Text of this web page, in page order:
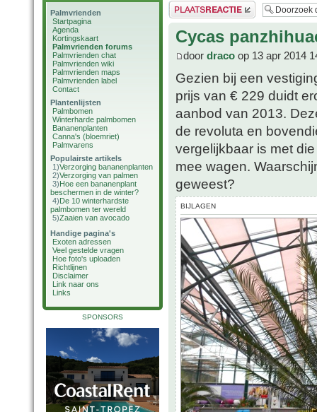
Palmvrienden
Startpagina
Agenda
Kortingskaart
Palmvrienden forums
Palmvrienden chat
Palmvrienden wiki
Palmvrienden maps
Palmvrienden label
Contact
Plantenlijsten
Palmbomen
Winterharde palmbomen
Bananenplanten
Canna's (bloemriet)
Palmvarens
Populairste artikels
1)Verzorging bananenplanten
2)Verzorging van palmen
3)Hoe een bananenplant
beschermen in de winter?
4)De 10 winterhardste
palmbomen ter wereld
5)Zaaien van avocado
Handige pagina's
Exoten adressen
Veel gestelde vragen
Hoe foto's uploaden
Richtlijnen
Disclaimer
Link naar ons
Links
SPONSORS
Plaats een reactie
Cycas
door draco op 13 apr 2014
Gezien bij een
prijs van € 229 duidt
aanbod van 2013.
de revoluta en
vergelijkbaar is met
mee wagen.
geweest?
BIJLAGEN